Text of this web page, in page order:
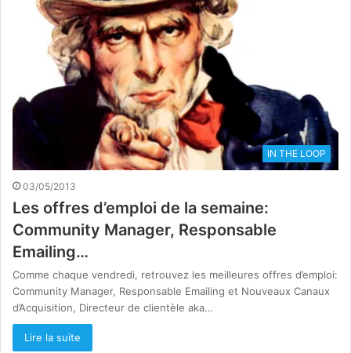
IN THE LOOP
03/05/2013
Les offres d’emploi de la semaine:
Community Manager, Responsable
Emailing…
Comme chaque vendredi, retrouvez les meilleures offres d’emploi:
Community Manager, Responsable Emailing et Nouveaux Canaux
d’Acquisition, Directeur de clientèle aka…
Lire la suite